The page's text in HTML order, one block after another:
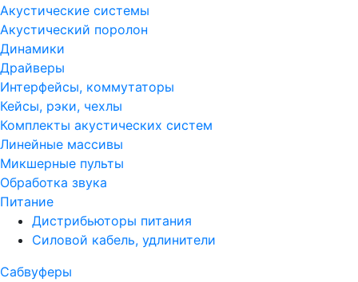
Акустические системы
Акустический поролон
Динамики
Драйверы
Интерфейсы, коммутаторы
Кейсы, рэки, чехлы
Комплекты акустических систем
Линейные массивы
Микшерные пульты
Обработка звука
Питание
Дистрибьюторы питания
Силовой кабель, удлинители
Сабвуферы